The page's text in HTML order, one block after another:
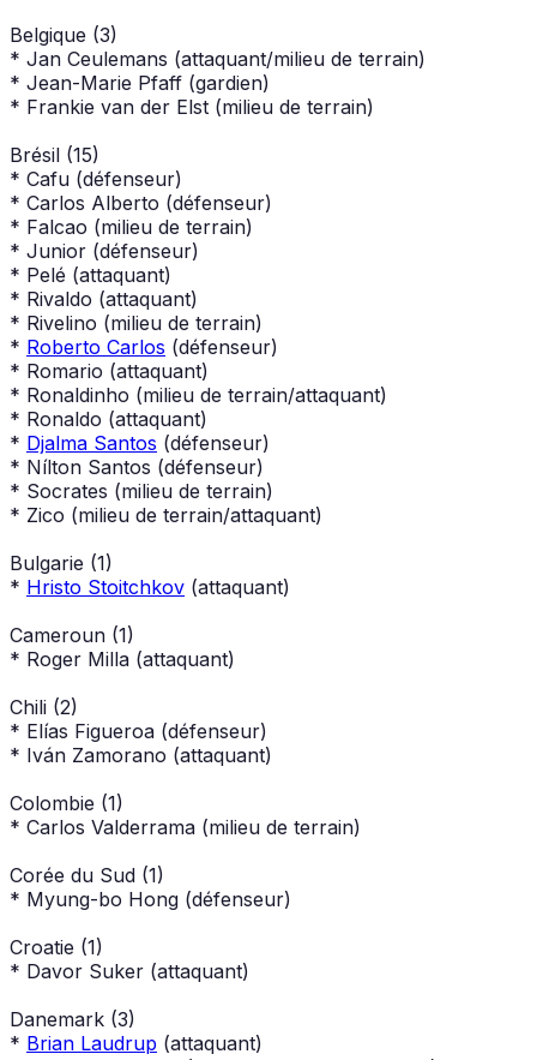
Belgique (3)
* Jan Ceulemans (attaquant/milieu de terrain)
* Jean-Marie Pfaff (gardien)
* Frankie van der Elst (milieu de terrain)
Brésil (15)
* Cafu (défenseur)
* Carlos Alberto (défenseur)
* Falcao (milieu de terrain)
* Junior (défenseur)
* Pelé (attaquant)
* Rivaldo (attaquant)
* Rivelino (milieu de terrain)
* Roberto Carlos (défenseur)
* Romario (attaquant)
* Ronaldinho (milieu de terrain/attaquant)
* Ronaldo (attaquant)
* Djalma Santos (défenseur)
* Nílton Santos (défenseur)
* Socrates (milieu de terrain)
* Zico (milieu de terrain/attaquant)
Bulgarie (1)
* Hristo Stoitchkov (attaquant)
Cameroun (1)
* Roger Milla (attaquant)
Chili (2)
* Elías Figueroa (défenseur)
* Iván Zamorano (attaquant)
Colombie (1)
* Carlos Valderrama (milieu de terrain)
Corée du Sud (1)
* Myung-bo Hong (défenseur)
Croatie (1)
* Davor Suker (attaquant)
Danemark (3)
* Brian Laudrup (attaquant)